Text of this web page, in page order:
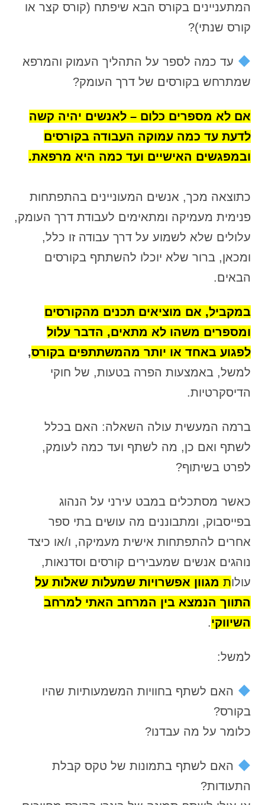
המתעניינים בקורס הבא שיפתח (קורס קצר או
קורס שנתי)?
עד כמה לספר על התהליך העמוק והמרפא
שמתרחש בקורסים של דרך העומק?
אם לא מספרים כלום – לאנשים יהיה קשה
לדעת עד כמה עמוקה העבודה בקורסים
ובמפגשים האישיים ועד כמה היא מרפאת.
כתוצאה מכך, אנשים המעוניינים בהתפתחות
פנימית מעמיקה ומתאימים לעבודת דרך העומק,
עלולים שלא לשמוע על דרך עבודה זו כלל,
ומכאן, ברור שלא יוכלו להשתתף בקורסים
הבאים.
במקביל, אם מוציאים תכנים מהקורסים
ומספרים משהו לא מתאים, הדבר עלול
לפגוע באחד או יותר מהמשתתפים בקורס,
למשל, באמצעות הפרה בטעות, של חוקי
הדיסקרטיות.
ברמה המעשית עולה השאלה: האם בכלל
לשתף ואם כן, מה לשתף ועד כמה לעומק,
לפרט בשיתוף?
כאשר מסתכלים במבט עירני על הנהוג
בפייסבוק, ומתבוננים מה עושים בתי ספר
אחרים להתפתחות אישית מעמיקה, ו/או כיצד
נוהגים אנשים שמעבירים קורסים וסדנאות,
עולות מגוון אפשרויות שמעלות שאלות על
התווך הנמצא בין המרחב האתי למרחב
השיווקי.
למשל:
האם לשתף בחוויות המשמעותיות שהיו
בקורס?
כלומר על מה עבדנו?
האם לשתף בתמונות של טקס קבלת
התעודות?